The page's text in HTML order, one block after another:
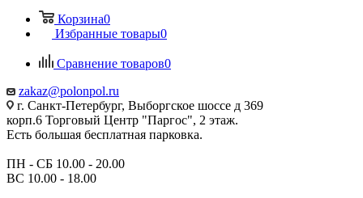
Корзина0
Избранные товары0
Сравнение товаров0
zakaz@polonpol.ru
г. Санкт-Петербург, Выборгское шоссе д 369
корп.6 Торговый Центр "Паргос", 2 этаж.
Есть большая бесплатная парковка.
ПН - СБ 10.00 - 20.00
ВС 10.00 - 18.00